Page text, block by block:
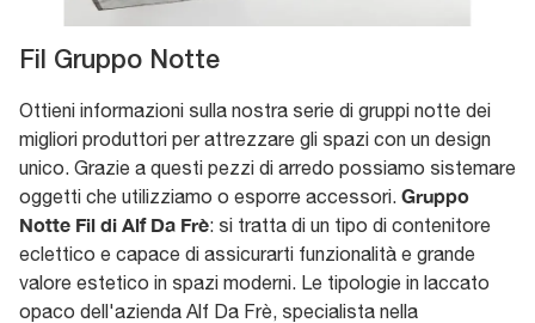
Fil Gruppo Notte
Ottieni informazioni sulla nostra serie di gruppi notte dei
migliori produttori per attrezzare gli spazi con un design
unico. Grazie a questi pezzi di arredo possiamo sistemare
oggetti che utilizziamo o esporre accessori. Gruppo
Notte Fil di Alf Da Frè: si tratta di un tipo di contenitore
eclettico e capace di assicurarti funzionalità e grande
valore estetico in spazi moderni. Le tipologie in laccato
opaco dell'azienda Alf Da Frè, specialista nella